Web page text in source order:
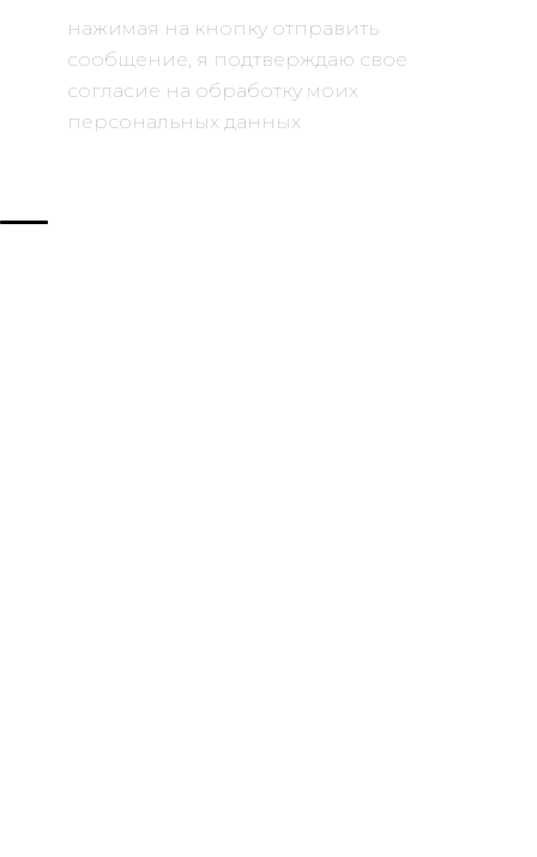
нажимая на кнопку отправить
сообщение, я подтверждаю свое
согласие на обработку моих
персональных данных